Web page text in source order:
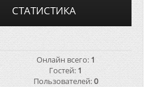
СТАТИСТИКА
Онлайн всего: 1
Гостей: 1
Пользователей:0